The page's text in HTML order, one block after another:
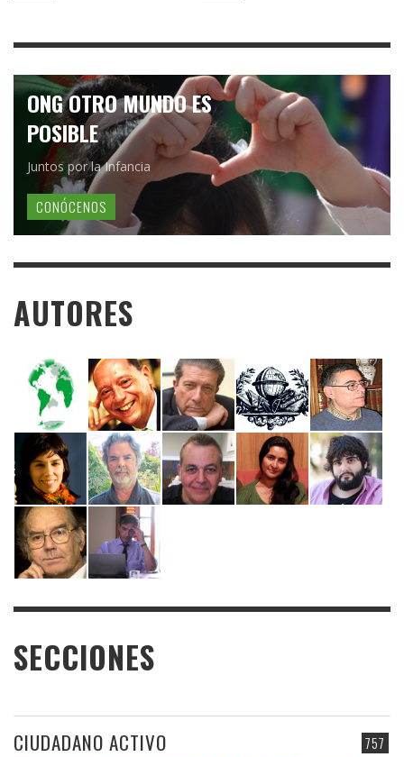
ONG OTRO MUNDO ES
POSIBLE
Juntos por la Infancia
CONÓCENOS
AUTORES
SECCIONES
757
CIUDADANO ACTIVO